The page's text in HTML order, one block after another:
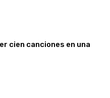
cien canciones en una